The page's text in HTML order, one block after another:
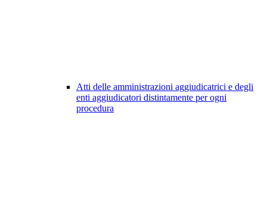
Atti delle amministrazioni aggiudicatrici e degli
enti aggiudicatori distintamente per ogni
procedura